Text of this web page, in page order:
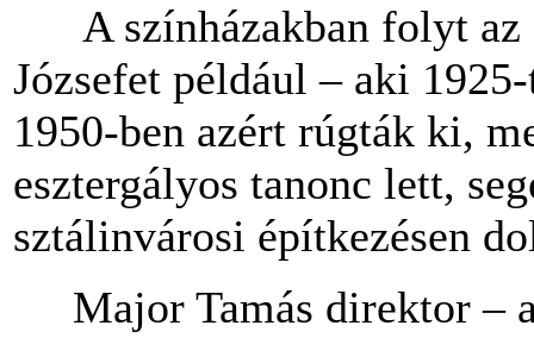
A színházakban folyt az
Józsefet például – aki
1950-ben azért rúgták ki,
esztergályos tanonc lett,
sztálinvárosi építkezésen
Major Tamás direktor –